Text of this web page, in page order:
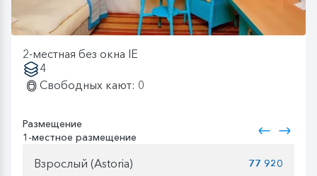
2-местная без окна IE
4
Свободных кают: 0
Размещение
1-местное размещение
Взрослый (Astoria) 77 920